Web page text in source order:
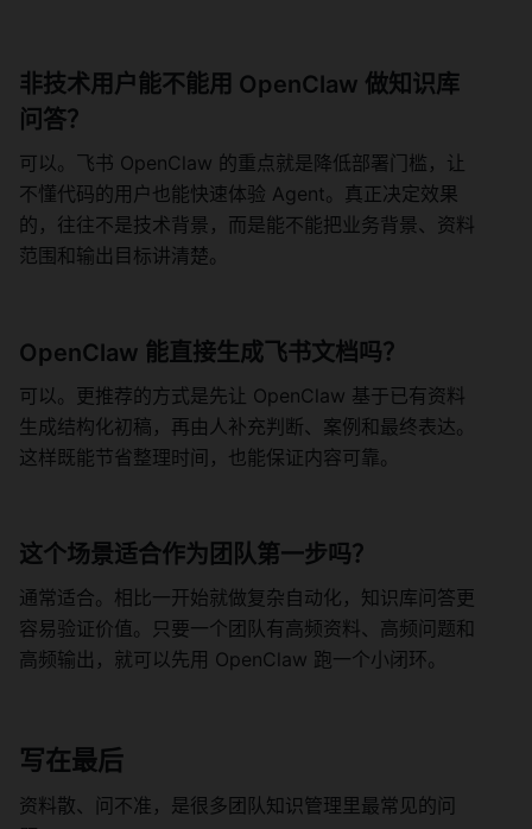
非技术用户能不能用 OpenClaw 做知识库
问答？
可以。飞书 OpenClaw 的重点就是降低部署门槛，让
不懂代码的用户也能快速体验 Agent。真正决定效果
的，往往不是技术背景，而是能不能把业务背景、资料
范围和输出目标讲清楚。
OpenClaw 能直接生成飞书文档吗？
可以。更推荐的方式是先让 OpenClaw 基于已有资料
生成结构化初稿，再由人补充判断、案例和最终表达。
这样既能节省整理时间，也能保证内容可靠。
这个场景适合作为团队第一步吗？
通常适合。相比一开始就做复杂自动化，知识库问答更
容易验证价值。只要一个团队有高频资料、高频问题和
高频输出，就可以先用 OpenClaw 跑一个小闭环。
写在最后
资料散、问不准，是很多团队知识管理里最常见的问